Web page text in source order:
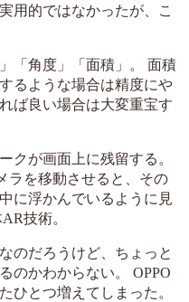
用的ではなかったが、こ
「角度」「面積」。 面積
るような場合は精度にや
ば良い場合は大変重宝す
クが画面上に残留する。
ラを移動させると、その
に浮かんでいるように見
技術。
のだろうけど、ちょっと
のかわからない。 OPPO
ひとつ増えてしまった。